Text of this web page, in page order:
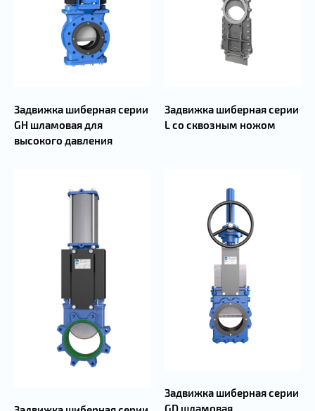
Задвижка шиберная серии
GH шламовая для
высокого давления
Задвижка шиберная серии
L со сквозным ножом
Задвижка шиберная серии
GD шламовая